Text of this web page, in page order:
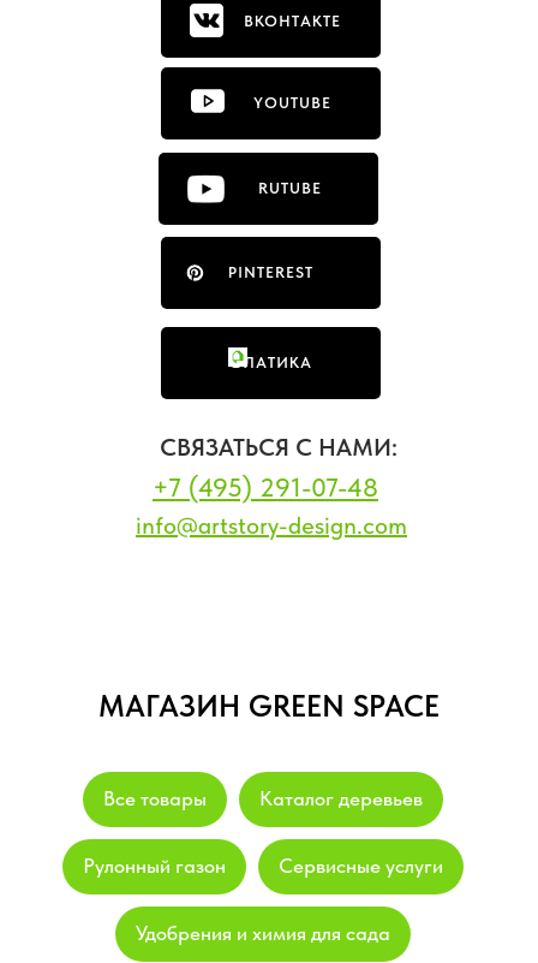
PINTEREST
ФЛАТИКА
YOUTUBE
ВКОНТАКТЕ
СВЯЗАТЬСЯ С НАМИ:
+7 (495) 291-07-48
info@artstory-design.com
RUTUBE
МАГАЗИН GREEN SPACE
Все товары Каталог деревьев
Рулонный газон Сервисные услуги
Удобрения и химия для сада